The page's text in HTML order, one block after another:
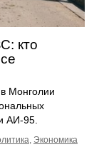
кто
Монголии
АИ-95.
Экономика